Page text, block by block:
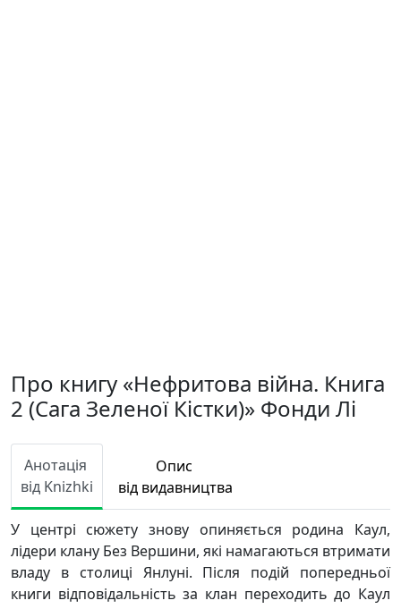
Про книгу «Нефритова війна. Книга
2 (Сага Зеленої Кістки)» Фонди Лі
Анотація
від Knizhki
Опис
від видавництва
У центрі сюжету знову опиняється родина Каул,
лідери клану Без Вершини, які намагаються втримати
владу в столиці Янлуні. Після подій попередньої
книги відповідальність за клан переходить до Каул